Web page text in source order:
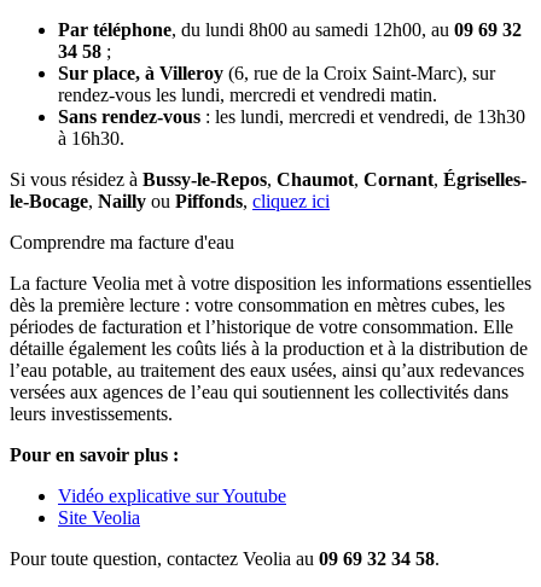
Par téléphone, du lundi 8h00 au samedi 12h00, au 09 69 32
34 58 ;
Sur place, à Villeroy (6, rue de la Croix Saint-Marc), sur
rendez-vous les lundi, mercredi et vendredi matin.
Sans rendez-vous : les lundi, mercredi et vendredi, de 13h30
à 16h30.
Si vous résidez à Bussy-le-Repos, Chaumot, Cornant, Égriselles-
le-Bocage, Nailly ou Piffonds, cliquez ici
Comprendre ma facture d'eau
La facture Veolia met à votre disposition les informations essentielles
dès la première lecture : votre consommation en mètres cubes, les
périodes de facturation et l’historique de votre consommation. Elle
détaille également les coûts liés à la production et à la distribution de
l’eau potable, au traitement des eaux usées, ainsi qu’aux redevances
versées aux agences de l’eau qui soutiennent les collectivités dans
leurs investissements.
Pour en savoir plus :
Vidéo explicative sur Youtube
Site Veolia
Pour toute question, contactez Veolia au 09 69 32 34 58.